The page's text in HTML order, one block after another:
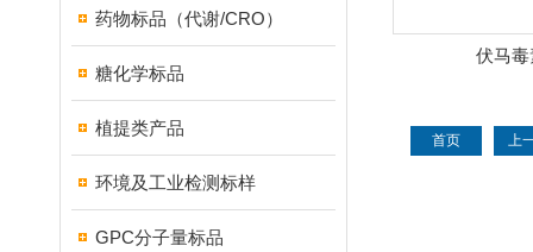
药物标品（代谢/CRO）
糖化学标品
植提类产品
环境及工业检测标样
GPC分子量标品
伏马
首页 上